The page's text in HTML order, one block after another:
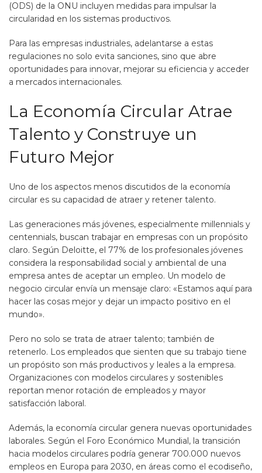
(ODS) de la ONU incluyen medidas para impulsar la
circularidad en los sistemas productivos.
Para las empresas industriales, adelantarse a estas
regulaciones no solo evita sanciones, sino que abre
oportunidades para innovar, mejorar su eficiencia y acceder
a mercados internacionales.
La Economía Circular Atrae
Talento y Construye un
Futuro Mejor
Uno de los aspectos menos discutidos de la economía
circular es su capacidad de atraer y retener talento.
Las generaciones más jóvenes, especialmente millennials y
centennials, buscan trabajar en empresas con un propósito
claro. Según Deloitte, el 77% de los profesionales jóvenes
considera la responsabilidad social y ambiental de una
empresa antes de aceptar un empleo. Un modelo de
negocio circular envía un mensaje claro: «Estamos aquí para
hacer las cosas mejor y dejar un impacto positivo en el
mundo».
Pero no solo se trata de atraer talento; también de
retenerlo. Los empleados que sienten que su trabajo tiene
un propósito son más productivos y leales a la empresa.
Organizaciones con modelos circulares y sostenibles
reportan menor rotación de empleados y mayor
satisfacción laboral.
Además, la economía circular genera nuevas oportunidades
laborales. Según el Foro Económico Mundial, la transición
hacia modelos circulares podría generar 700.000 nuevos
empleos en Europa para 2030, en áreas como el ecodiseño,